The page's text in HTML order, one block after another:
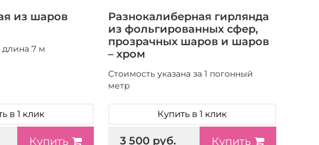
из шаров
длина 7 м
в 1 клик
Купить
Разнокалиберная гирлянда
из фольгированных сфер,
прозрачных шаров и шаров
– хром
Стоимость указана за 1 погонный
метр
Купить в 1 клик
3 500 руб. Купить